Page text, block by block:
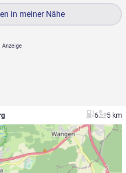
in meiner Nähe
6 5 km